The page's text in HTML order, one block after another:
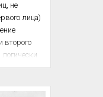
не
лица)
второго